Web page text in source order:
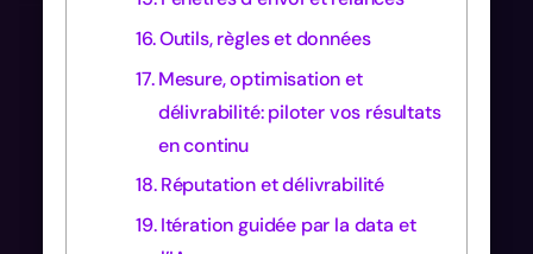
Outils, règles et données
Mesure, optimisation et
délivrabilité: piloter vos résultats
en continu
Réputation et délivrabilité
Itération guidée par la data et